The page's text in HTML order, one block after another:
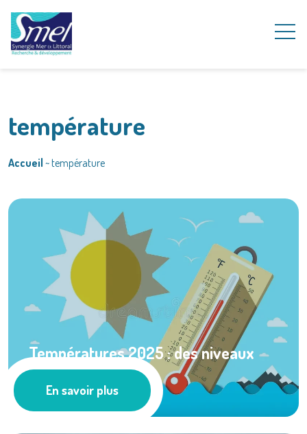
température
Accueil ~température
Températures 2025 : des niveaux
supérieurs aux ...
Actualités
En savoir plus